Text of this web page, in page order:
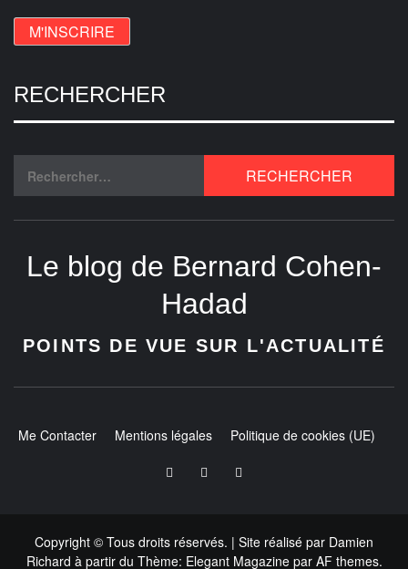
RECHERCHER
Le blog de Bernard Cohen-
Hadad
POINTS DE VUE SUR L'ACTUALITÉ
Me Contacter Mentions légales Politique de cookies (UE)
Copyright © Tous droits réservés. | Site réalisé par Damien
Richard à partir du Thème: Elegant Magazinepar AF themes.